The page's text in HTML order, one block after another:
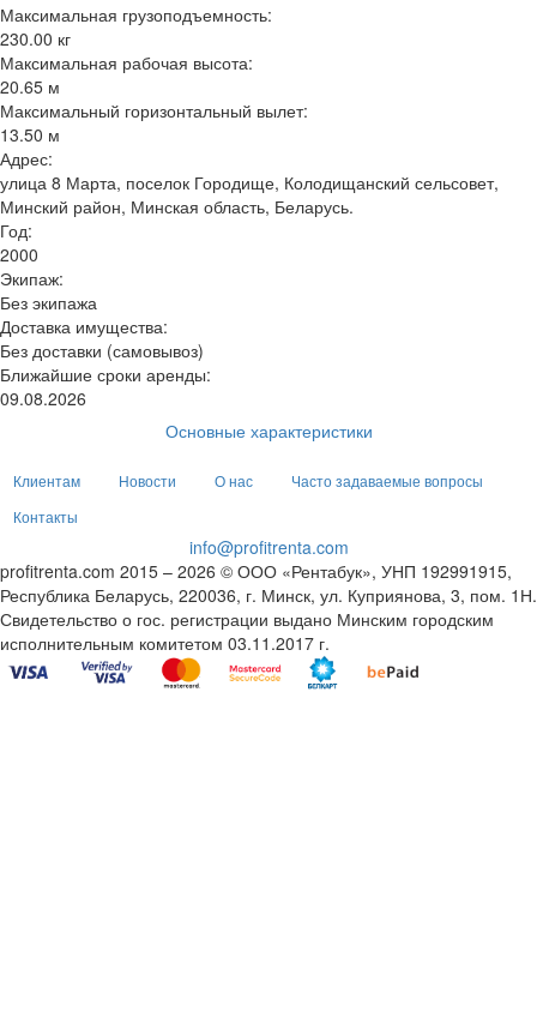
Максимальная грузоподъемность:
230.00 кг
Максимальная рабочая высота:
20.65 м
Максимальный горизонтальный вылет:
13.50 м
Адрес:
улица 8 Марта, поселок Городище, Колодищанский сельсовет,
Минский район, Минская область, Беларусь.
Год:
2000
Экипаж:
Без экипажа
Доставка имущества:
Без доставки (самовывоз)
Ближайшие сроки аренды:
09.08.2026
Основные характеристики
Клиентам Новости О нас
Часто задаваемые вопросы
Контакты
info@profitrenta.com
profitrenta.com 2015 – 2026 © ООО «Рентабук», УНП 192991915,
Республика Беларусь, 220036, г. Минск, ул. Куприянова, 3, пом. 1Н.
Свидетельство о гос. регистрации выдано Минским городским
исполнительным комитетом 03.11.2017 г.